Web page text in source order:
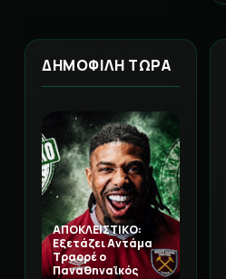
ΔΗΜΟΦΙΛΗ ΤΩΡΑ
ΑΠΟΚΛΕΙΣΤΙΚΟ:
Εξετάζει Αντάμα
Τραορέ ο
Παναθηναϊκός